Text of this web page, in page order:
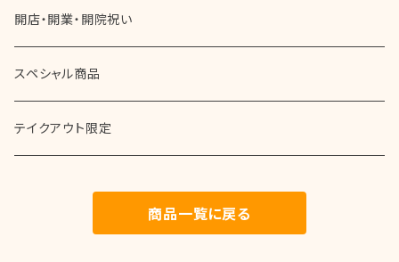
成人祝い
父の日
叙勲・勲章受章祝い
開店・開業・開院祝い
スペシャル商品
テイクアウト限定
商品一覧に戻る